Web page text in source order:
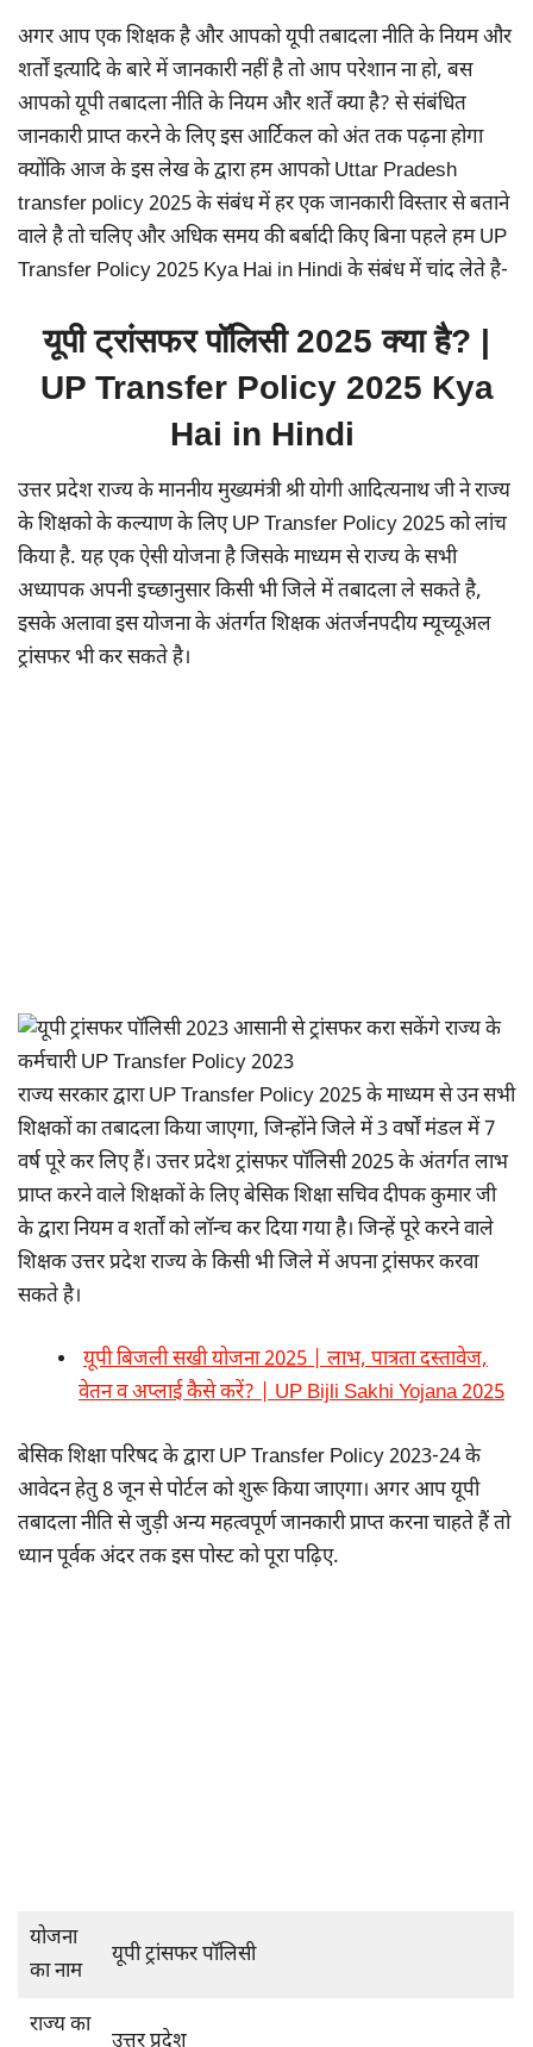
अगर आप एक शिक्षक है और आपको यूपी तबादला नीति के नियम और
शर्तों इत्यादि के बारे में जानकारी नहीं है तो आप परेशान ना हो, बस
आपको यूपी तबादला नीति के नियम और शर्तें क्या है? से संबंधित
जानकारी प्राप्त करने के लिए इस आर्टिकल को अंत तक पढ़ना होगा
क्योंकि आज के इस लेख के द्वारा हम आपको Uttar Pradesh
transfer policy 2025 के संबंध में हर एक जानकारी विस्तार से बताने
वाले है तो चलिए और अधिक समय की बर्बादी किए बिना पहले हम UP
Transfer Policy 2025 Kya Hai in Hindi के संबंध में चांद लेते है-
यूपी ट्रांसफर पॉलिसी 2025 क्या है? |
UP Transfer Policy 2025 Kya
Hai in Hindi
उत्तर प्रदेश राज्य के माननीय मुख्यमंत्री श्री योगी आदित्यनाथ जी ने राज्य
के शिक्षको के कल्याण के लिए UP Transfer Policy 2025 को लांच
किया है. यह एक ऐसी योजना है जिसके माध्यम से राज्य के सभी
अध्यापक अपनी इच्छानुसार किसी भी जिले में तबादला ले सकते है,
इसके अलावा इस योजना के अंतर्गत शिक्षक अंतर्जनपदीय म्यूच्यूअल
ट्रांसफर भी कर सकते है।
राज्य सरकार द्वारा UP Transfer Policy 2025 के माध्यम से उन सभी
शिक्षकों का तबादला किया जाएगा, जिन्होंने जिले में 3 वर्षों मंडल में 7
वर्ष पूरे कर लिए हैं। उत्तर प्रदेश ट्रांसफर पॉलिसी 2025 के अंतर्गत लाभ
प्राप्त करने वाले शिक्षकों के लिए बेसिक शिक्षा सचिव दीपक कुमार जी
के द्वारा नियम व शर्तों को लॉन्च कर दिया गया है। जिन्हें पूरे करने वाले
शिक्षक उत्तर प्रदेश राज्य के किसी भी जिले में अपना ट्रांसफर करवा
सकते है।
यूपी बिजली सखी योजना 2025 | लाभ, पात्रता दस्तावेज,
वेतन व अप्लाई कैसे करें? | UP Bijli Sakhi Yojana 2025
बेसिक शिक्षा परिषद के द्वारा UP Transfer Policy 2023-24 के
आवेदन हेतु 8 जून से पोर्टल को शुरू किया जाएगा। अगर आप यूपी
तबादला नीति से जुड़ी अन्य महत्वपूर्ण जानकारी प्राप्त करना चाहते हैं तो
ध्यान पूर्वक अंदर तक इस पोस्ट को पूरा पढ़िए.
योजना
का नाम
यूपी ट्रांसफर पॉलिसी
राज्य का